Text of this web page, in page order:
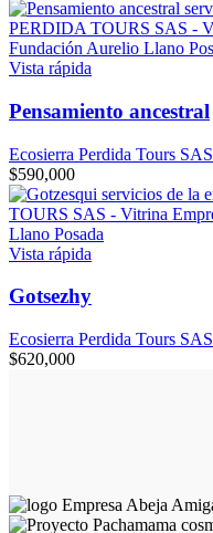
Vista rápida
Pensamiento ancestral
Ecosierra Perdida Tours SAS
$590,000
Vista rápida
Gotsezhy
Ecosierra Perdida Tours SAS
$620,000